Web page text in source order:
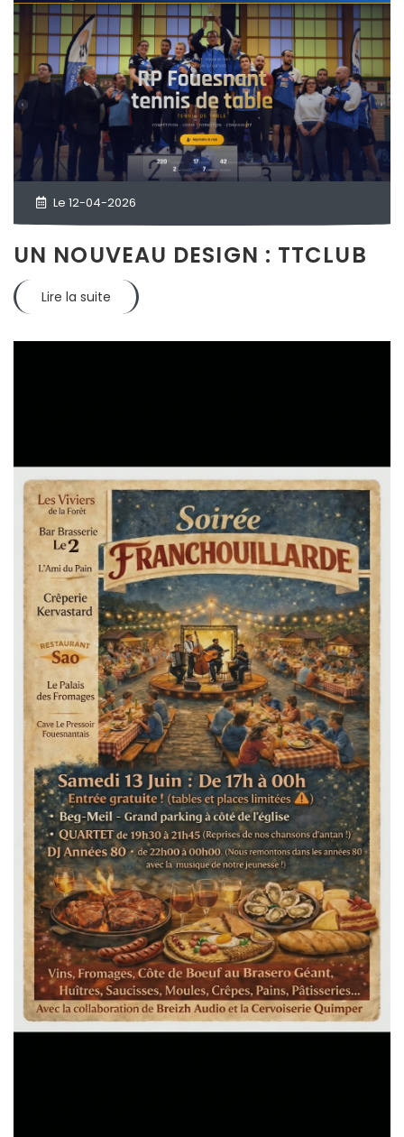
Le 12-04-2026
UN NOUVEAU DESIGN : TTCLUB
Lire la suite